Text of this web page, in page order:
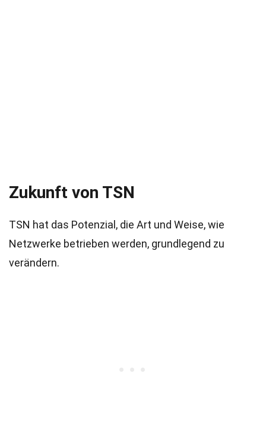
Zukunft von TSN
TSN hat das Potenzial, die Art und Weise, wie
Netzwerke betrieben werden, grundlegend zu
verändern.